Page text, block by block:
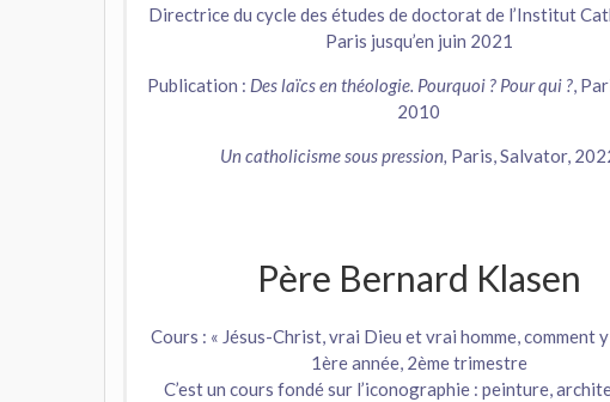
Directrice du cycle des études de doctorat de l’Institut
Paris jusqu’en juin 2021
Publication : Des laïcs en théologie. Pourquoi ? Pour qui ? ,
2010
Un catholicisme sous pression, Paris, Salvator,
Père Bernard Klasen
Cours : « Jésus-Christ, vrai Dieu et vrai homme, comment
1ère année, 2ème trimestre
C’est un cours fondé sur l’iconographie : peinture,